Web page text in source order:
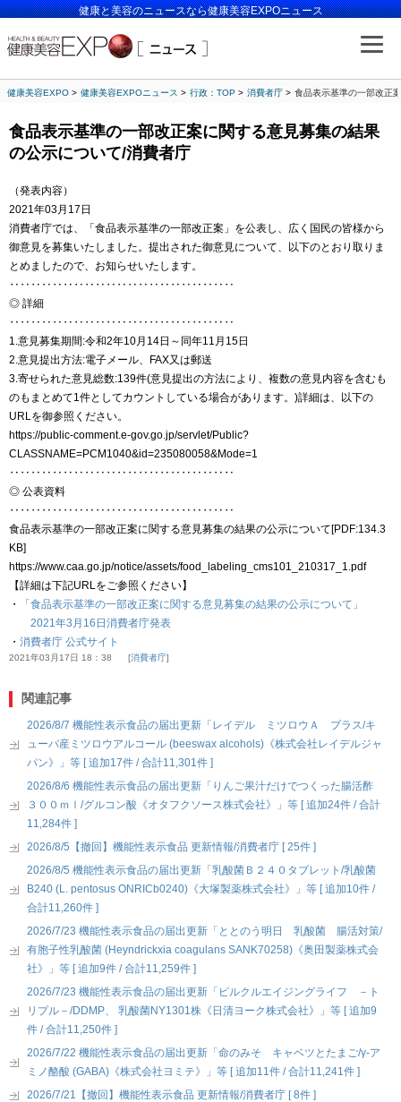
健康と美容のニュースなら健康美容EXPOニュース
健康美容EXPO 健康美容EXPOニュース 行政：TOP 消費者庁 食品表示基準の一部改正
食品表示基準の一部改正案に関する意見募集の結果
の公示について/消費者庁
（発表内容）
2021年03月17日
消費者庁では、「食品表示基準の一部改正案」を公表し、広く国民の皆様から
御意見を募集いたしました。提出された御意見について、以下のとおり取りま
とめましたので、お知らせいたします。
‥‥‥‥‥‥‥‥‥‥‥‥‥‥‥‥‥‥‥‥‥
◎ 詳細
‥‥‥‥‥‥‥‥‥‥‥‥‥‥‥‥‥‥‥‥‥
1.意見募集期間:令和2年10月14日～同年11月15日
2.意見提出方法:電子メール、FAX又は郵送
3.寄せられた意見総数:139件(意見提出の方法により、複数の意見内容を含むも
のもまとめて1件としてカウントしている場合があります。)詳細は、以下の
URLを御参照ください。
https://public-comment.e-gov.go.jp/servlet/Public?
CLASSNAME=PCM1040&id=235080058&Mode=1
‥‥‥‥‥‥‥‥‥‥‥‥‥‥‥‥‥‥‥‥‥
◎ 公表資料
‥‥‥‥‥‥‥‥‥‥‥‥‥‥‥‥‥‥‥‥‥
食品表示基準の一部改正案に関する意見募集の結果の公示について[PDF:134.3
KB]
https://www.caa.go.jp/notice/assets/food_labeling_cms101_210317_1.pdf
【詳細は下記URLをご参照ください】
・
「食品表示基準の一部改正案に関する意見募集の結果の公示について」
2021年3月16日消費者庁発表
・ 消費者庁 公式サイト
2021年03月17日 18：38 消費者庁
関連記事
2026/8/7 機能性表示食品の届出更新「レイデル ミツロウＡ プラス/キ
ューバ産ミツロウアルコール (beeswax alcohols)《株式会社レイデルジャ
パン》」等 [ 追加17件 / 合計11,301件 ]
2026/8/6 機能性表示食品の届出更新「りんご果汁だけでつくった腸活酢
３００ｍｌ/グルコン酸《オタフクソース株式会社》」等 [ 追加24件 / 合計
11,284件 ]
2026/8/5【撤回】機能性表示食品 更新情報/消費者庁 [ 25件 ]
2026/8/5 機能性表示食品の届出更新「乳酸菌Ｂ２４０タブレット/乳酸菌
B240 (L. pentosus ONRICb0240)《大塚製薬株式会社》」等 [ 追加10件 /
合計11,260件 ]
2026/7/23 機能性表示食品の届出更新「ととのう明日 乳酸菌 腸活対策/
有胞子性乳酸菌 (Heyndrickxia coagulans SANK70258)《奥田製薬株式会
社》」等 [ 追加9件 / 合計11,259件 ]
2026/7/23 機能性表示食品の届出更新「ピルクルエイジングライフ －ト
リプル－/DDMP、 乳酸菌NY1301株《日清ヨーク株式会社》」等 [ 追加9
件 / 合計11,250件 ]
2026/7/22 機能性表示食品の届出更新「命のみそ キャベツとたまご/γ-ア
ミノ酪酸 (GABA)《株式会社ヨミテ》」等 [ 追加11件 / 合計11,241件 ]
2026/7/21【撤回】機能性表示食品 更新情報/消費者庁 [ 8件 ]